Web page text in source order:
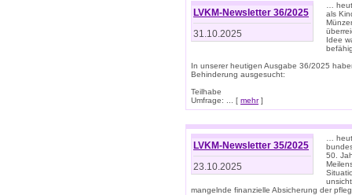
LVKM-Newsletter 36/2025
31.10.2025
…
als
Idee
In unserer heutigen Ausgabe 36/2025
Behinderung ausgesucht:
Teilhabe
Umfrage: ... [ mehr]
LVKM-Newsletter 35/2025
23.10.2025
…
50.
mangelnde finanzielle Absicherung der